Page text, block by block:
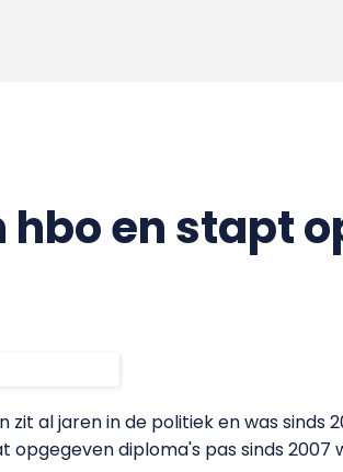
en stapt
zit al jaren in de politiek en was sinds
opgegeven diploma's pas sinds